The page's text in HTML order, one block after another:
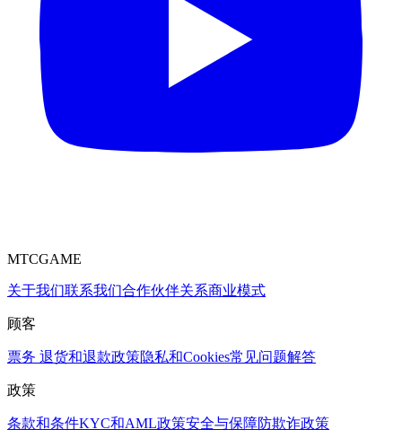
MTCGAME
关于我们联系我们合作伙伴关系商业模式
顾客
票务 退货和退款政策隐私和Cookies常见问题解答
政策
条款和条件KYC和AML政策安全与保障防欺诈政策